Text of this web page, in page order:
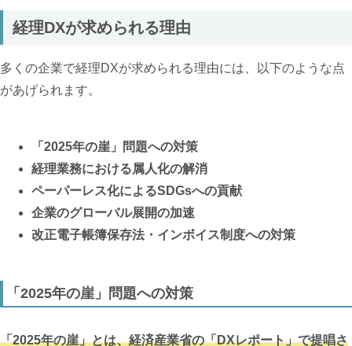
経理DXが求められる理由
多くの企業で経理DXが求められる理由には、以下のような点
があげられます。
「2025年の崖」問題への対策
経理業務における属人化の解消
ペーパーレス化によるSDGsへの貢献
企業のグローバル展開の加速
改正電子帳簿保存法・インボイス制度への対策
「2025年の崖」問題への対策
「2025年の崖」とは、経済産業省の「DXレポート」で提唱さ